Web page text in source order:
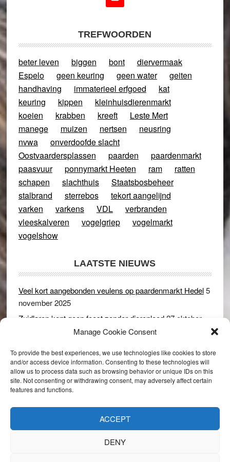
Manage Cookie Consent
To provide the best experiences, we use technologies like cookies to store
and/or access device information. Consenting to these technologies will
allow us to process data such as browsing behavior or unique IDs on this
site. Not consenting or withdrawing consent, may adversely affect certain
features and functions.
ACCEPT
DENY
TREFWOORDEN
beter leven biggen bont
diervermaak
Espelo
geen keuring geen water
geiten
handhaving
immaterieel erfgoed
kat
keuring
kippen
kleinhuisdierenmarkt
koeien
krabben kreeft
Leste Mert
manege
muizen nertsen
neusring
nvwa
onverdoofde slacht
Oostvaardersplassen
paarden
paardenmarkt
paasvuur
ponnymarkt Heeten ram
ratten
schapen
slachthuis
Staatsbosbeheer
stalbrand
sterrebos
tekort aangelijnd
varken
varkens VDL
verbranden
vleeskalveren
vogelgriep
vogelmarkt
vogelshow
LAATSTE NIEUWS
Veel kort aangebonden veulens op paardenmarkt Hedel5
november 2025
Zuidlaren kent geen feest zonder dierenleed27 oktober
Rijswijk (Gld) 2 december 2024
Dikbillen sieren de troon op schaamteloos Leste Merte in
Druten 8 november 2024